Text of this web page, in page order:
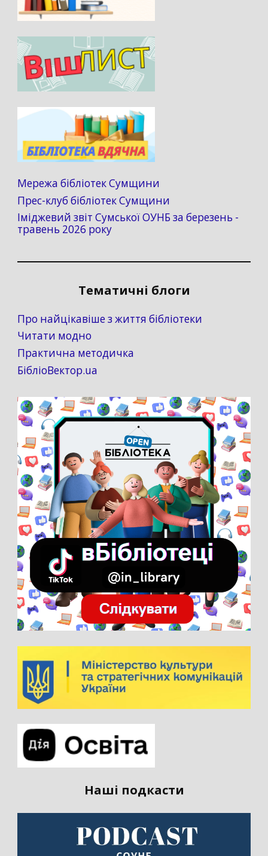
Мережа бібліотек Сумщини
Прес-клуб бібліотек Сумщини
Іміджевий звіт Сумської ОУНБ за березень -
травень 2026 року
Тематичні блоги
Про найцікавіше з життя бібліотеки
Читати модно
Практична методичка
БібліоВектор.ua
Наші подкасти